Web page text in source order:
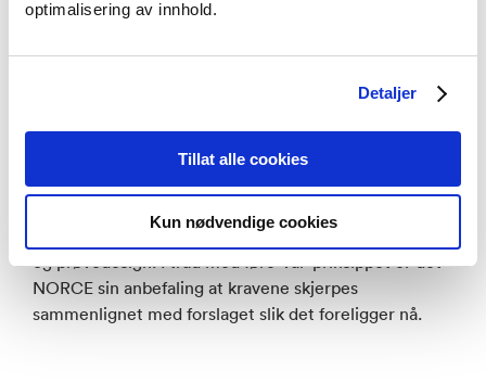
optimalisering av innhold.
Detaljer
Tillat alle cookies
Kun nødvendige cookies
prøvetaking skjer i tett koordinering med
nasjonale programmer som Mareano, for å unngå
dobbeltarbeid og sikre sammenlignbarhet.
Avsluttende kommentar
detaljert, særlig når det gjelder miljødatainnsamling
og prøvedesign. I tråd med føre-var-prinsippet er det
NORCE sin anbefaling at kravene skjerpes
sammenlignet med forslaget slik det foreligger nå.